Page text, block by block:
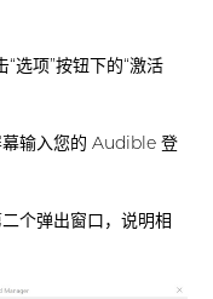
选项”按钮下的“激活
输入您的 Audible 登
个弹出窗口，说明相